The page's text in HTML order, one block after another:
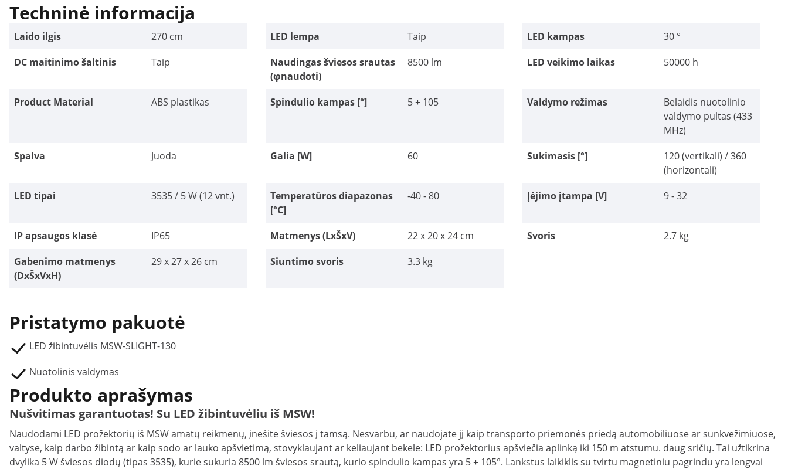
Techninė informacija
Laido ilgis 270 cm LED lempa Taip LED kampas
30 °
DC maitinimo šaltinis
Taip
Naudingas šviesos srautas
(φnaudoti)
8500 lm LED veikimo laikas 50000 h
Product Material ABS plastikas Spindulio kampas [°] 5 + 105 Valdymo režimas
Belaidis nuotolinio
valdymo pultas (433
MHz)
Spalva
Juoda Galia [W] 60 Sukimasis [°]
120 (vertikali) / 360
(horizontali)
LED tipai
3535 / 5 W (12 vnt.)
Temperatūros diapazonas
[°C]
-40 - 80 Įėjimo įtampa [V] 9 - 32
IP apsaugos klasė IP65 Matmenys (LxŠxV) 22 x 20 x 24 cm Svoris
2.7 kg
Gabenimo matmenys
(DxŠxVxH)
29 x 27 x 26 cm Siuntimo svoris 3.3 kg
Pristatymo pakuotė
LED žibintuvėlis MSW-SLIGHT-130
Nuotolinis valdymas
Produkto aprašymas
Nušvitimas garantuotas! Su LED žibintuvėliu iš MSW!
Naudodami LED prožektorių iš MSW amatų reikmenų, įnešite šviesos į tamsą. Nesvarbu, ar naudojate jį kaip transporto priemonės priedą automobiliuose ar sunkvežimiuose,
valtyse, kaip darbo žibintą ar kaip sodo ar lauko apšvietimą, stovyklaujant ar keliaujant bekele: LED prožektorius apšviečia aplinką iki 150 m atstumu. daug sričių. Tai užtikrina
dvylika 5 W šviesos diodų (tipas 3535), kurie sukuria 8500 lm šviesos srautą, kurio spindulio kampas yra 5 + 105°. Lankstus laikiklis su tvirtu magnetiniu pagrindu yra lengvai